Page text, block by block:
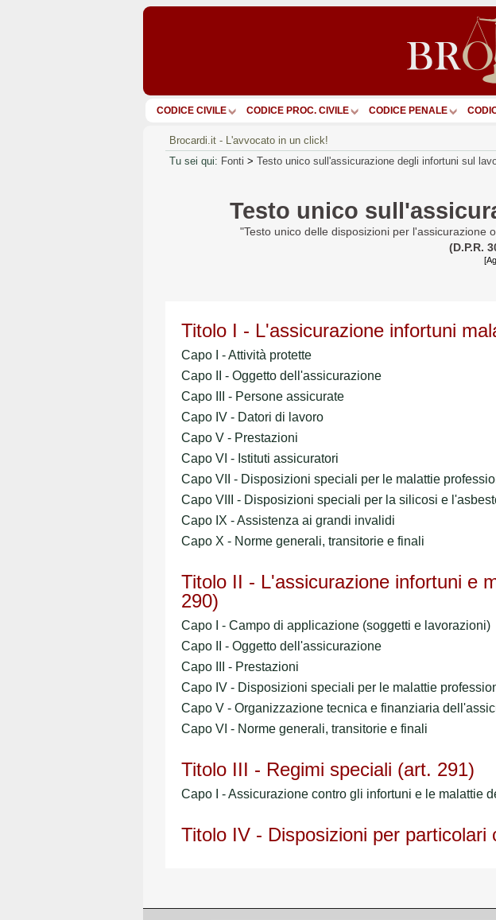
CODICE CIVILE CODICE PROC. CIVILE CODICE PENALE
Brocardi.it - L'avvocato in un click!
Tu sei qui: Fonti > Testo unico sull'assicurazione degli infortuni sul
Testo unico
"Testo unico delle disposizioni per l'assicurazione
(D.P.R.
Titolo I - L'assicurazione infortuni
Capo I - Attività protette
Capo II - Oggetto dell'assicurazione
Capo III - Persone assicurate
Capo IV - Datori di lavoro
Capo V - Prestazioni
Capo VI - Istituti assicuratori
Capo VII - Disposizioni speciali per le malattie
Capo VIII - Disposizioni speciali per la silicosi e
Capo IX - Assistenza ai grandi invalidi
Capo X - Norme generali, transitorie e finali
Titolo II - L'assicurazione infortuni e
290)
Capo I - Campo di applicazione (soggetti e lavorazioni)
Capo II - Oggetto dell'assicurazione
Capo III - Prestazioni
Capo IV - Disposizioni speciali per le malattie
Capo V - Organizzazione tecnica e finanziaria
Capo VI - Norme generali, transitorie e finali
Titolo III - Regimi speciali (art. 291)
Capo I - Assicurazione contro gli infortuni e le malattie
Titolo IV - Disposizioni per particolari